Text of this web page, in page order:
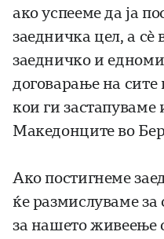
ако успееме да ја
заедничка цел, а сè
заедничко и
договарање на
кои ги застапуваме
Македонците во
Ако постигнеме
ќе размислуваме за
за нашето живеење